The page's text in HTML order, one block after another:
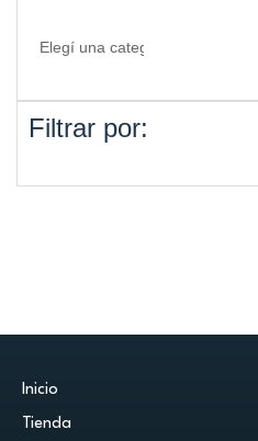
Filtrar por:
Inicio
Tienda